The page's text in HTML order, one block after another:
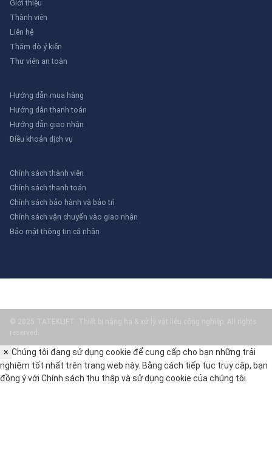
Giới thiệu
Thành viên
Liên hệ
Thăm dò ý kiến
Thư viên an toàn
Hướng dẫn mua hàng
Hướng dẫn thanh toán
Hướng dẫn giao nhận
Điều khoản dịch vụ
Chính sách thành viên
Chính sách thanh toán
Chính sách bảo hành và bảo trì
Chính sách vận chuyển vào giao nhận
Bảo mật thông tin cá nhân
© 2025 TATEKLIFT: Thiết bị nâng hạ & xử lý vật liệu công nghiệp. All rights
reserved.
× Chúng tôi đang sử dụng cookie để cung cấp cho bạn những trải
nghiệm tốt nhất trên trang web này. Bằng cách tiếp tục truy cập, bạn
đồng ý với Chính sách thu thập và sử dụng cookie của chúng tôi.